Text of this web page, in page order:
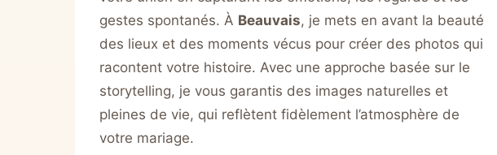
gestes spontanés. À Beauvais , je mets en avant la beauté
des lieux et des moments vécus pour créer des photos qui
racontent votre histoire. Avec une approche basée sur le
storytelling, je vous garantis des images naturelles et
pleines de vie, qui reflètent fidèlement l’atmosphère de
votre mariage.